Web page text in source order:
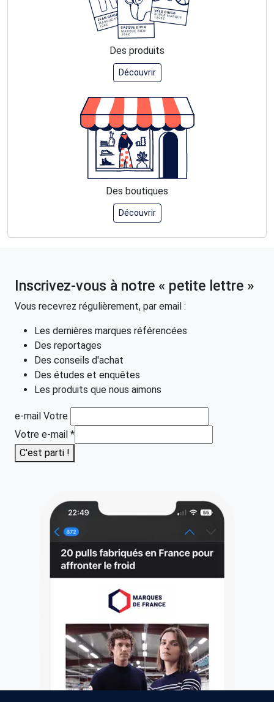
Des produits
Découvrir
Des boutiques
Découvrir
Inscrivez-vous à notre « petite lettre »
Vous recevrez régulièrement, par email :
Les dernières marques référencées
Des reportages
Des conseils d'achat
Des études et enquêtes
Les produits que nous aimons
e-mail Votre
Votre e-mail *
C'est parti !